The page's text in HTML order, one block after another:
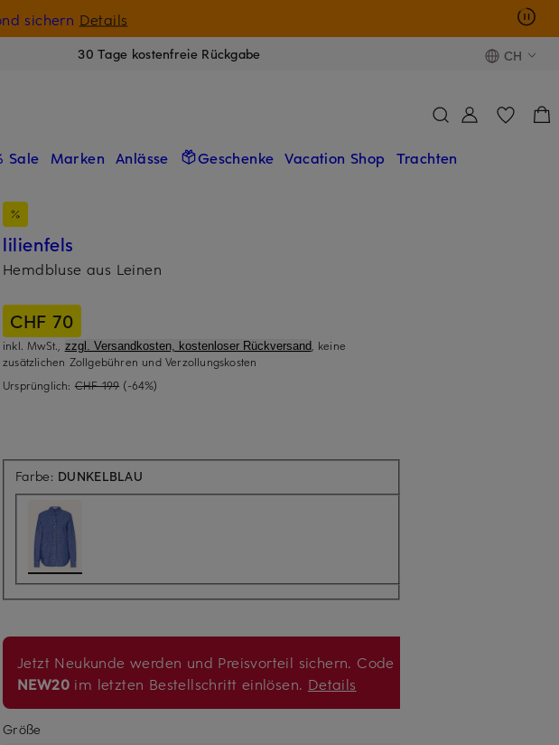
sichern Details
30 Tage kostenfreie Rückgabe CH
Sale Marken Anlässe Geschenke Vacation Shop Trachten
lilienfels
Hemdbluse aus Leinen
CHF 70
inkl. MwSt., zzgl. Versandkosten, kostenloser Rückversand, keine
zusätzlichen Zollgebühren und Verzollungskosten
Ursprünglich: CHF 199 (-64%)
Farbe: DUNKELBLAU
Jetzt Neukunde werden und Preisvorteil sichern. Code
NEW20 im letzten Bestellschritt einlösen. Details
Größe